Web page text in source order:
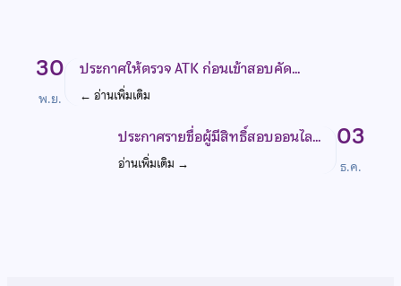
30
พ.ย.
ประกาศให้ตรวจ ATK ก่อนเข้าสอบคัด…
← อ่านเพิ่มเติม
03
ธ.ค.
ประกาศรายชื่อผู้มีสิทธิ์สอบออนไล…
อ่านเพิ่มเติม →